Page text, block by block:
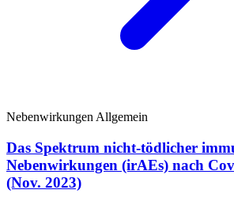
Nebenwirkungen Allgemein
Das Spektrum nicht-tödlicher
Nebenwirkungen (irAEs) nach
(Nov. 2023)